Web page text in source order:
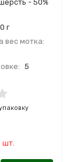
- 50%
г
вес мотка:
5
ПРЯЖА
шт.